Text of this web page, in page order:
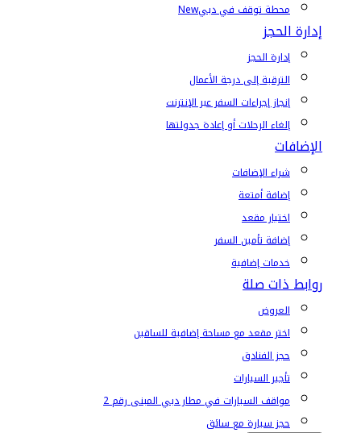
محطة توقف في دبيNew
إدارة الحجز
إدارة الحجز
الترقية إلى درجة الأعمال
إنجاز إجراءات السفر عبر الإنترنت
إلغاء الرحلات أو إعادة جدولتها
الإضافات
شراء الإضافات
إضافة أمتعة
اختيار مقعد
إضافة تأمين السفر
خدمات إضافية
روابط ذات صلة
العروض
اختر مقعد مع مساحة إضافية للساقين
حجز الفنادق
تأجير السيارات
مواقف السيارات في مطار دبي المبنى رقم 2
حجز سيارة مع سائق